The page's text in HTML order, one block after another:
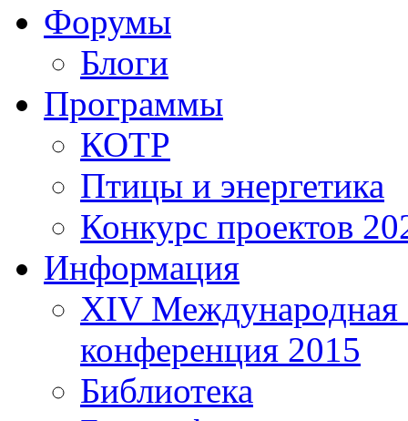
Форумы
Блоги
Программы
КОТР
Птицы и энергетика
Конкурс проектов
Информация
XIV Международная
конференция 2015
Библиотека